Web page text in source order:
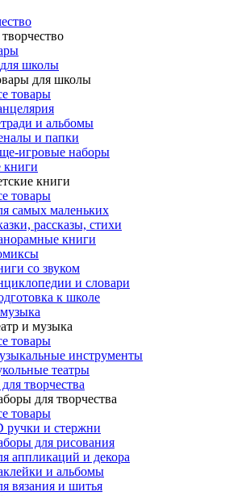
школы
для школы
товары
и альбомы
и папки
игровые наборы
книги
книги
товары
самых маленьких
рассказы, стихи
книги
со звуком
и словари
к школе
и музыка
товары
инструменты
театры
творчества
для творчества
товары
ручки и стержни
для рисования
аппликаций и декора
и альбомы
вязания и шитья